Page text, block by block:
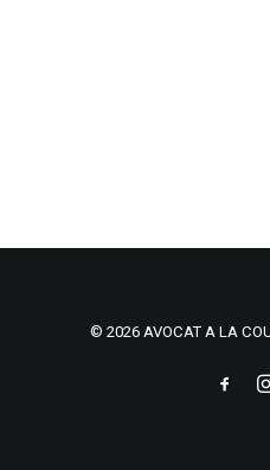
© 2026 AVOCAT A LA